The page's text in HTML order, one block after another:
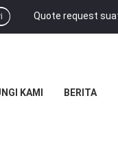
Quote request
KAMI BERITA